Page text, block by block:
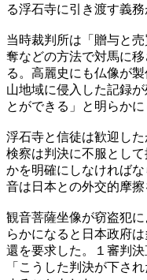
る浮石寺に引き渡す義務
当時裁判所は「贈与と
奪などの方法で対馬に
る。高麗史にも仏像が
山地域に侵入した記録
とができる」と明らかに
浮石寺と信徒は歓迎し
検察は判決に不服とし
かを明確にしなければ
音は日本との外交的摩擦
観音菩薩坐像が窃盗犯
らかになると日本政府
還を要求した。１審判
「こうした判決が下さ